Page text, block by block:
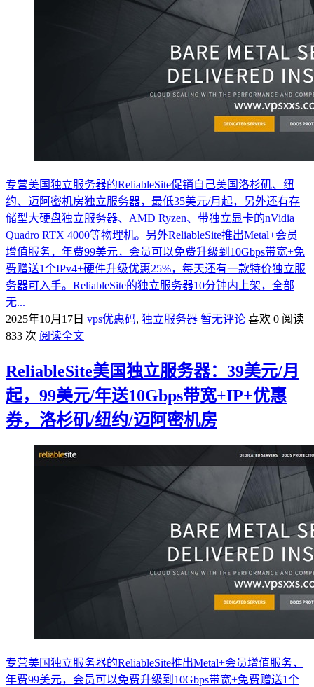
专营美国独立服务器的ReliableSite促销自己美国洛杉矶、纽
约、迈阿密机房独立服务器，最低35美元/月起，另外还有存
储型大硬盘独立服务器、AMD Ryzen、带独立显卡的nVidia
Quadro RTX 4000等物理机。另外ReliableSite推出Metal+会员
增值服务，年费99美元，会员可以免费升级到10Gbps带宽+免
费赠送1个IPv4+硬件升级优惠25%，每天还有一款特价独立服
务器可入手。ReliableSite的独立服务器10分钟内上架，全部
无...
2025年10月17日 vps优惠码, 独立服务器 暂无评论 喜欢 0 阅读
833 次 阅读全文
ReliableSite美国独立服务器：39美元/月
起，99美元/年送10Gbps带宽+IP+优惠
券，洛杉矶/纽约/迈阿密机房
专营美国独立服务器的ReliableSite推出Metal+会员增值服务，
年费99美元，会员可以免费升级到10Gbps带宽+免费赠送1个